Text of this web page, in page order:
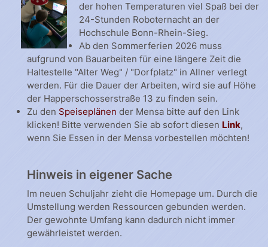
der hohen Temperaturen viel Spaß bei der
24-Stunden Roboternacht an der
Hochschule Bonn-Rhein-Sieg.
Ab den Sommerferien 2026 muss
aufgrund von Bauarbeiten für eine längere Zeit die
Haltestelle "Alter Weg" / "Dorfplatz" in Allner verlegt
werden. Für die Dauer der Arbeiten, wird sie auf Höhe
der Happerschosserstraße 13 zu finden sein.
Zu den Speiseplänen der Mensa bitte auf den Link
klicken! Bitte verwenden Sie ab sofort diesen Link,
wenn Sie Essen in der Mensa vorbestellen möchten!
Hinweis in eigener Sache
Im neuen Schuljahr zieht die Homepage um. Durch die
Umstellung werden Ressourcen gebunden werden.
Der gewohnte Umfang kann dadurch nicht immer
gewährleistet werden.